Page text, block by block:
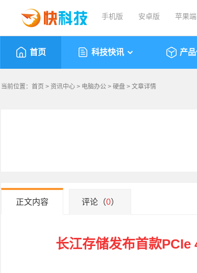
手机版 安卓版 苹果端
首页 科技快讯 产
当前位置： 首页 > 资讯中心 > 电脑办公 > 硬盘 > 文章详情
正文内容 评论（0）
长江存储发布首款